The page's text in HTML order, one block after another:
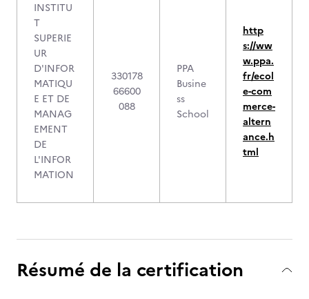
INSTITU
T
SUPERIE
UR
D'INFOR
MATIQU
E ET DE
MANAG
EMENT
DE
L'INFOR
MATION
330178
66600
088
PPA
Busine
ss
School
http
s://ww
w.ppa.
fr/ecol
e-com
merce-
altern
ance.h
tml
Résumé de la certification